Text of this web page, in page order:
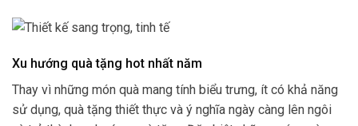
Xu hướng quà tặng hot nhất năm
Thay vì những món quà mang tính biểu trưng, ít có khả năng
sử dụng, quà tặng thiết thực và ý nghĩa ngày càng lên ngôi